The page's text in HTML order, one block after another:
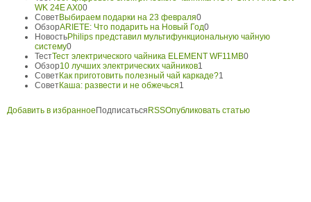
WK 24E AX00
СоветВыбираем подарки на 23 февраля0
ОбзорARIETE: Что подарить на Новый Год0
НовостьPhilips представил мультифункциональную чайную
систему0
ТестТест электрического чайника ELEMENT WF11MB0
Обзор10 лучших электрических чайников1
СоветКак приготовить полезный чай каркаде?1
СоветКаша: развести и не обжечься1
Добавить в избранное Подписаться RSSОпубликовать статью